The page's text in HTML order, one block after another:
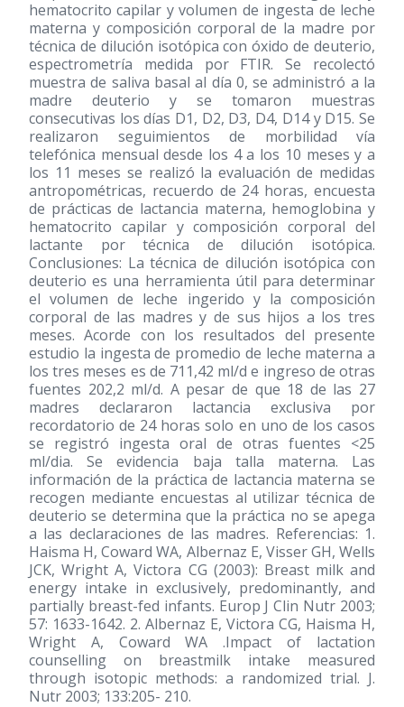
hematocrito capilar y volumen de ingesta de leche
materna y composición corporal de la madre por
técnica de dilución isotópica con óxido de deuterio,
espectrometría medida por FTIR. Se recolectó
muestra de saliva basal al día 0, se administró a la
madre deuterio y se tomaron muestras
consecutivas los días D1, D2, D3, D4, D14 y D15. Se
realizaron seguimientos de morbilidad vía
telefónica mensual desde los 4 a los 10 meses y a
los 11 meses se realizó la evaluación de medidas
antropométricas, recuerdo de 24 horas, encuesta
de prácticas de lactancia materna, hemoglobina y
hematocrito capilar y composición corporal del
lactante por técnica de dilución isotópica.
Conclusiones: La técnica de dilución isotópica con
deuterio es una herramienta útil para determinar
el volumen de leche ingerido y la composición
corporal de las madres y de sus hijos a los tres
meses. Acorde con los resultados del presente
estudio la ingesta de promedio de leche materna a
los tres meses es de 711,42 ml/d e ingreso de otras
fuentes 202,2 ml/d. A pesar de que 18 de las 27
madres declararon lactancia exclusiva por
recordatorio de 24 horas solo en uno de los casos
se registró ingesta oral de otras fuentes <25
ml/dia. Se evidencia baja talla materna. Las
información de la práctica de lactancia materna se
recogen mediante encuestas al utilizar técnica de
deuterio se determina que la práctica no se apega
a las declaraciones de las madres. Referencias: 1.
Haisma H, Coward WA, Albernaz E, Visser GH, Wells
JCK, Wright A, Victora CG (2003): Breast milk and
energy intake in exclusively, predominantly, and
partially breast-fed infants. Europ J Clin Nutr 2003;
57: 1633-1642. 2. Albernaz E, Victora CG, Haisma H,
Wright A, Coward WA .Impact of lactation
counselling on breastmilk intake measured
through isotopic methods: a randomized trial. J.
Nutr 2003; 133:205- 210.